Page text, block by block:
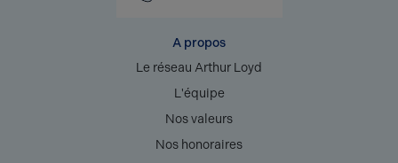
A propos
Le réseau Arthur Loyd
L'équipe
Nos valeurs
Nos honoraires